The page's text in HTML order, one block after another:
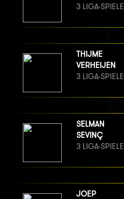
3 LIGA-SPIELE
THIJME
VERHEIJEN
3 LIGA-SPIELE
SELMAN
SEVINÇ
3 LIGA-SPIELE
JOEP